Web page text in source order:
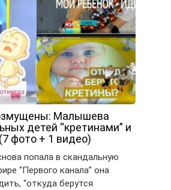
Малышева
детей “кретинами” и
фото + 1 видео)
попала в скандальную
“Первого канала” она
“откуда берутся